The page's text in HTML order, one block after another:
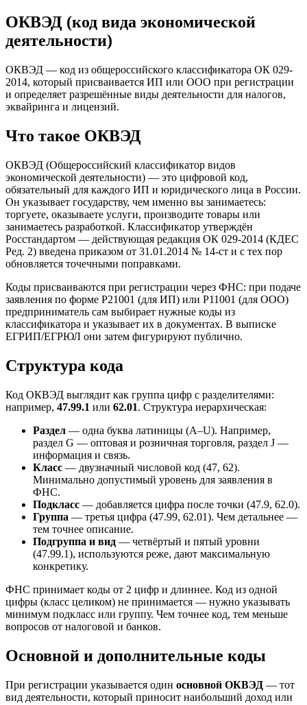
ОКВЭД (код вида экономической
деятельности)
ОКВЭД — код из общероссийского классификатора ОК 029-
2014, который присваивается ИП или ООО при регистрации
и определяет разрешённые виды деятельности для налогов,
эквайринга и лицензий.
Что такое ОКВЭД
ОКВЭД (Общероссийский классификатор видов
экономической деятельности) — это цифровой код,
обязательный для каждого ИП и юридического лица в России.
Он указывает государству, чем именно вы занимаетесь:
торгуете, оказываете услуги, производите товары или
занимаетесь разработкой. Классификатор утверждён
Росстандартом — действующая редакция ОК 029-2014 (КДЕС
Ред. 2) введена приказом от 31.01.2014 № 14-ст и с тех пор
обновляется точечными поправками.
Коды присваиваются при регистрации через ФНС: при подаче
заявления по форме Р21001 (для ИП) или Р11001 (для ООО)
предприниматель сам выбирает нужные коды из
классификатора и указывает их в документах. В выписке
ЕГРИП/ЕГРЮЛ они затем фигурируют публично.
Структура кода
Код ОКВЭД выглядит как группа цифр с разделителями:
например, 47.99.1 или 62.01. Структура иерархическая:
Раздел — одна буква латиницы (A–U). Например,
раздел G — оптовая и розничная торговля, раздел J —
информация и связь.
Класс — двузначный числовой код (47, 62).
Минимально допустимый уровень для заявления в
ФНС.
Подкласс — добавляется цифра после точки (47.9, 62.0).
Группа — третья цифра (47.99, 62.01). Чем детальнее —
тем точнее описание.
Подгруппа и вид — четвёртый и пятый уровни
(47.99.1), используются реже, дают максимальную
конкретику.
ФНС принимает коды от 2 цифр и длиннее. Код из одной
цифры (класс целиком) не принимается — нужно указывать
минимум подкласс или группу. Чем точнее код, тем меньше
вопросов от налоговой и банков.
Основной и дополнительные коды
При регистрации указывается один основной ОКВЭД — тот
вид деятельности, который приносит наибольший доход или